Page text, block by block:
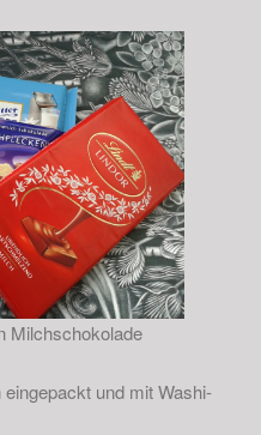
Milchschokolade
und mit Washi-